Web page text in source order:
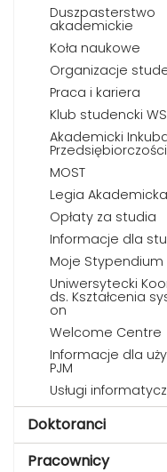
Duszpasterstwo
akademickie
Koła naukowe
Organizacje
Praca i kariera
Klub studencki
Akademicki
Przedsiębiorczości
MOST
Legia Akademicka
Opłaty za studia
Informacje dla
Moje Stypendium
Uniwersytecki
ds. Kształcenia
on
Welcome Centre
Informacje dla
PJM
Usługi
Doktoranci
Pracownicy